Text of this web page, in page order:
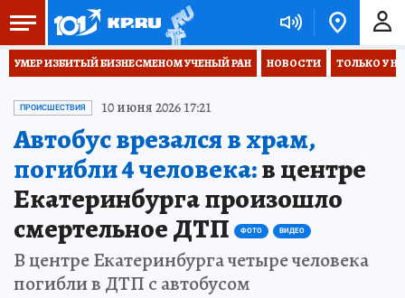
УМЕР ИЗБИТЫЙ БИЗНЕСМЕНОМ УЧЕНЫЙ РАН НОВОСТИ ТОЛЬКО У
ПРОИСШЕСТВИЯ 10 июня 2026 17:21
Автобус врезался в храм,
погибли 4 человека:в центре
Екатеринбурга произошло
смертельное ДТП
ФОТО ВИДЕО
В центре Екатеринбурга четыре человека
погибли в ДТП с автобусом